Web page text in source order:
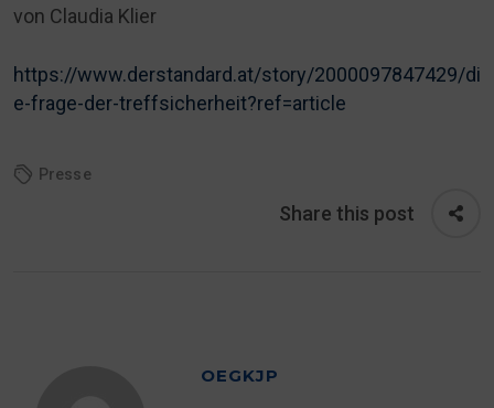
von Claudia Klier
https://www.derstandard.at/story/2000097847429/di
e-frage-der-treffsicherheit?ref=article
Presse
Share this post
OEGKJP